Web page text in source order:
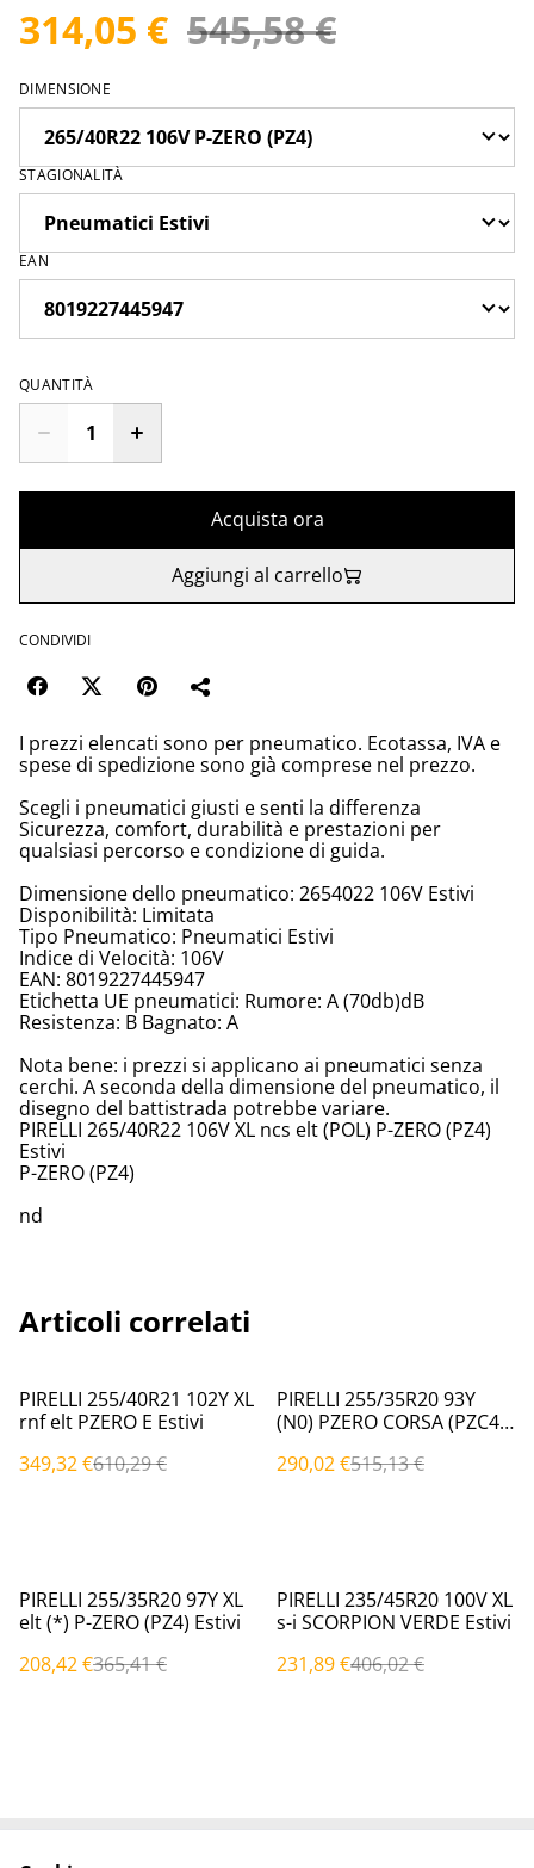
314,05 € 545,58 €
DIMENSIONE
STAGIONALITÀ
EAN
QUANTITÀ
Acquista ora
Aggiungi al carrello
CONDIVIDI
I prezzi elencati sono per pneumatico. Ecotassa, IVA e
spese di spedizione sono già comprese nel prezzo.
Scegli i pneumatici giusti e senti la differenza
Sicurezza, comfort, durabilità e prestazioni per
qualsiasi percorso e condizione di guida.
Dimensione dello pneumatico: 2654022 106V Estivi
Disponibilità: Limitata
Tipo Pneumatico: Pneumatici Estivi
Indice di Velocità: 106V
EAN: 8019227445947
Etichetta UE pneumatici: Rumore: A (70db)dB
Resistenza: B Bagnato: A
Nota bene: i prezzi si applicano ai pneumatici senza
cerchi. A seconda della dimensione del pneumatico, il
disegno del battistrada potrebbe variare.
PIRELLI 265/40R22 106V XL ncs elt (POL) P-ZERO (PZ4)
Estivi
P-ZERO (PZ4)
nd
Articoli correlati
%
PIRELLI 255/40R21 102Y XL
rnf elt PZERO E Estivi
349,32 €610,29 €
%
PIRELLI 255/35R20 93Y
(N0) PZERO CORSA (PZC4)
290,02 €515,13 €
%
PIRELLI 255/35R20 97Y XL
elt (*) P-ZERO (PZ4) Estivi
208,42 €365,41 €
%
PIRELLI 235/45R20 100V XL
s-i SCORPION VERDE Estivi
231,89 €406,02 €